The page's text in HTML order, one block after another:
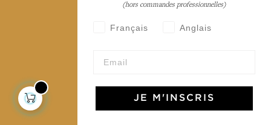
Notre communauté
L'Art de Vivre Jamini
(hors commandes professionnelles)
Français Anglais
JE M'INSCRIS